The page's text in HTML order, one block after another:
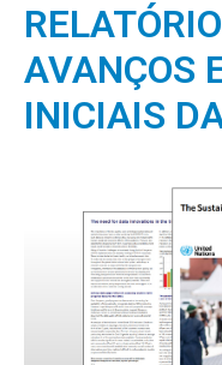
AVANÇOS
INICIAIS